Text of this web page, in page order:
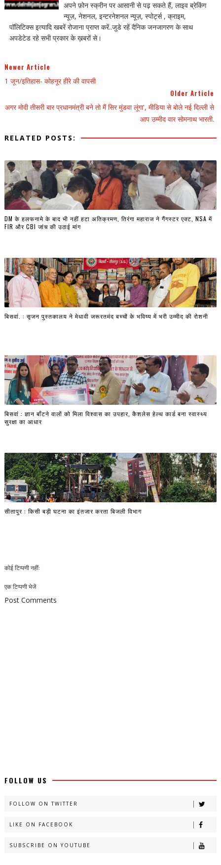
अपने फ़ोन स्क्रीन पर आसानी से पढ़ सकते हैं, लाइव ब्रेकिंग
न्यूज़, नेशनल, इन्टरनेशनल न्यूज़, स्पोर्ट्स , क्राइम,
पॉलिटिक्स इत्यादि खबरें रोजाना प्राप्त करें..जुडे रहें दैनिक जनजागरण के साथ
अपडेटेड रहे सभी प्रकार के ख़बरों से।
Newer Article
1 जून/इतिहास- कोहनूर हीरे की वापसी
Older Article
अगर मोदी तीसरी बार प्रधानमंत्री बने तो मैं सिर मुंडवा लूंगा', मीडिया से बोले नई दिल्ली से
आप उम्मीद वार सोमनाथ भारती.
RELATED POSTS:
DM के हलफनामे के बाद भी नहीं हटा अतिक्रमण, तिरंगा महाराज ने गैंगस्टर एक्ट, NSA में
FIR और CBI जांच की उठाई मांग
बिसवां. : सृजन पुस्तकालय ने मेधावी जरूरतमंद बच्चों के भविष्य में भरी उम्मीद की रोशनी
बिसवां : ज्ञान बाँटने वालों को मिला विश्वास का उपहार, कैशलेस हेल्थ कार्ड बना स्वास्थ्य
सुरक्षा का आधार
सीतापुर : किसी बड़ी घटना का इंतजार करता बिजली विभाग
कोई टिप्पणी नहीं:
एक टिप्पणी भेजें
Post Comments
FOLLOW US
FOLLOW ON TWITTER
LIKE ON FACEBOOK
SUBSCRIBE ON YOUTUBE